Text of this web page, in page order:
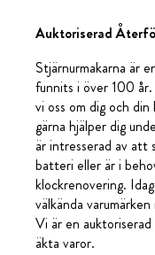
Auktoriserad
Stjärnurmakarna är
funnits i över 100
vi oss om dig och
gärna hjälper dig
är intresserad av att
batteri eller är i
klockrenovering.
välkända
Vi är en
äkta varor.